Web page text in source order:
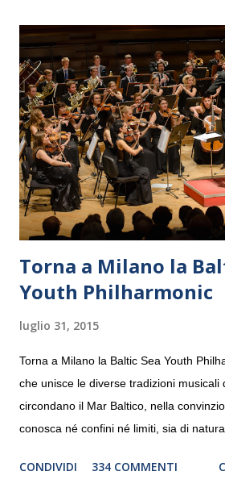
Torna a Milano la
Youth Philharmonic
luglio 31, 2015
Torna a Milano la Baltic Sea Youth
che unisce le diverse tradizioni musicali
circondano il Mar Baltico, nella
conosca né confini né limiti, sia di
debutterà il 10 settembre a Heiden, in
CONDIVIDI 334 COMMENTI